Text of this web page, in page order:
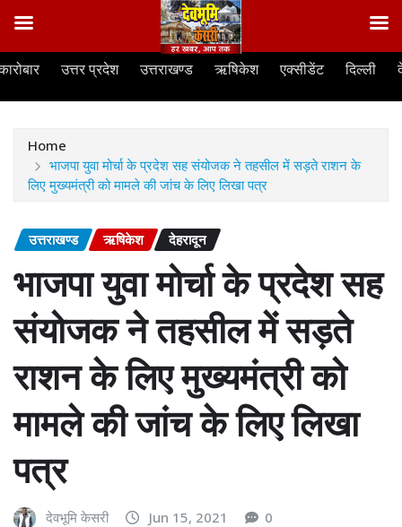
Skip
उत्तर प्रदेश उत्तराखण्ड ऋषिकेश एक्सीडेंट दिल्ली
Home
भाजपा युवा मोर्चा के प्रदेश सह संयोजक ने तहसील में सड़ते राशन के
लिए मुख्यमंत्री को मामले की जांच के लिए लिखा पत्र
उत्तराखण्ड ऋषिकेश देहरादून
भाजपा युवा मोर्चा के प्रदेश सह
संयोजक ने तहसील में सड़ते
राशन के लिए मुख्यमंत्री को
मामले की जांच के लिए लिखा
पत्र
देवभूमि केसरी Jun 15, 2021 0